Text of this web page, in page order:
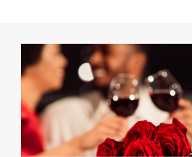
Obrázok